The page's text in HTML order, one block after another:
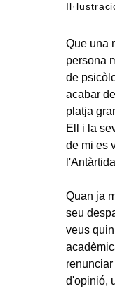
Que una
persona
de
acabar
platja
Ell i la
de mi es
Quan ja
seu
veus
d'opinió,